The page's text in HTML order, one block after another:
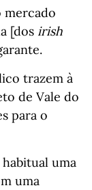
mercado
[dos irish
trazem à
de Vale do
para o
uma
uma